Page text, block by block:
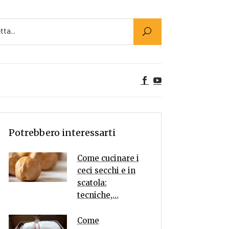
Utility
Alimenti
Rumors
Potrebbero interessarti
Come cucinare i
ceci secchi e in
scatola:
tecniche,…
Come